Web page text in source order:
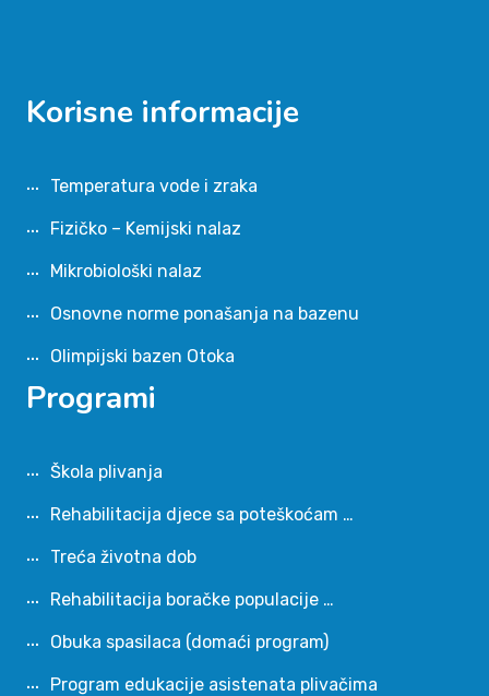
Korisne informacije
Temperatura vode i zraka
Fizičko – Kemijski nalaz
Mikrobiološki nalaz
Osnovne norme ponašanja na bazenu
Olimpijski bazen Otoka
Programi
Škola plivanja
Rehabilitacija djece sa poteškoćam …
Treća životna dob
Rehabilitacija boračke populacije …
Obuka spasilaca (domaći program)
Program edukacije asistenata plivačima